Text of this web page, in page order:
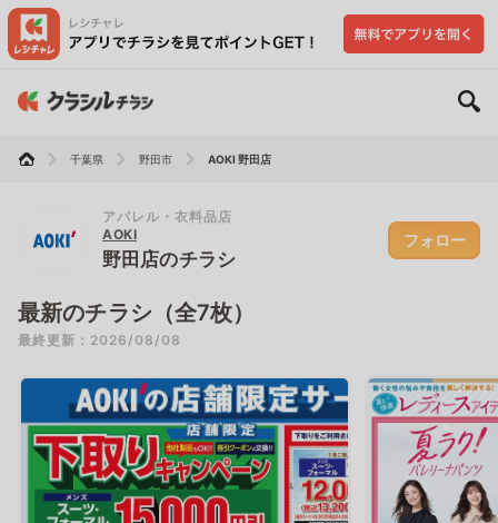
千葉県 野田市 AOKI 野田店
アパレル・衣料品店
AOKI
野田店のチラシ
フォロー
最新のチラシ（全7枚）
最終更新：2026/08/08